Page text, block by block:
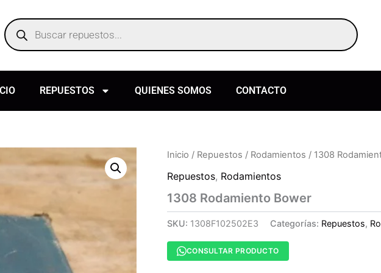
Products
search
REPUESTOS QUIENES SOMOS CONTACTO
Inicio / Repuestos / Rodamientos / 1308
Repuestos, Rodamientos
1308 Rodamiento Bower
SKU: 1308F102502E3 Categorías: Repuestos,
CONSULTAR PRODUCTO